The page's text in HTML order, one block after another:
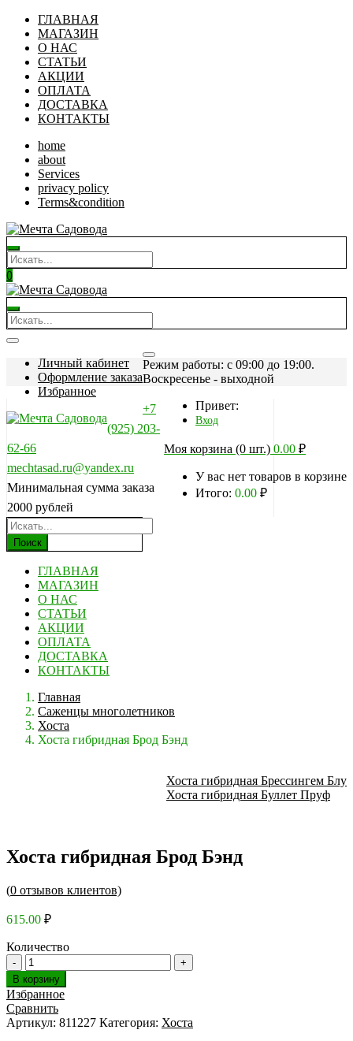
ГЛАВНАЯ
МАГАЗИН
О НАС
СТАТЬИ
АКЦИИ
ОПЛАТА
ДОСТАВКА
КОНТАКТЫ
home
about
Services
privacy policy
Terms&condition
0
Личный кабинет
Оформление заказа
Избранное
Режим работы: c 09:00 до 19:00.
Воскресенье - выходной
Привет:
Вход
Моя корзина (0 шт.) 0.00 ₽
У вас нет товаров в корзине
Итого: 0.00 ₽
+7
(925) 203-
62-66
mechtasad.ru@yandex.ru
Минимальная сумма заказа
2000 рублей
Поиск
ГЛАВНАЯ
МАГАЗИН
О НАС
СТАТЬИ
АКЦИИ
ОПЛАТА
ДОСТАВКА
КОНТАКТЫ
Главная
Саженцы многолетников
Хоста
Хоста гибридная Брод Бэнд
Хоста гибридная Брессингем Блу
Хоста гибридная Буллет Пруф
Хоста гибридная Брод Бэнд
(0 отзывов клиентов)
615.00 ₽
Количество
В корзину
Избранное
Сравнить
Артикул: 811227 Категория: Хоста